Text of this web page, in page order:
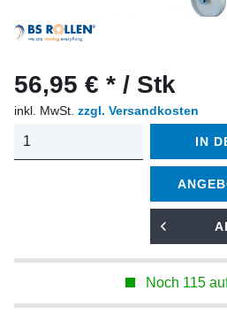
56,95 € * / Stk
inkl. MwSt. zzgl. Versandkosten
IN
Noch 115